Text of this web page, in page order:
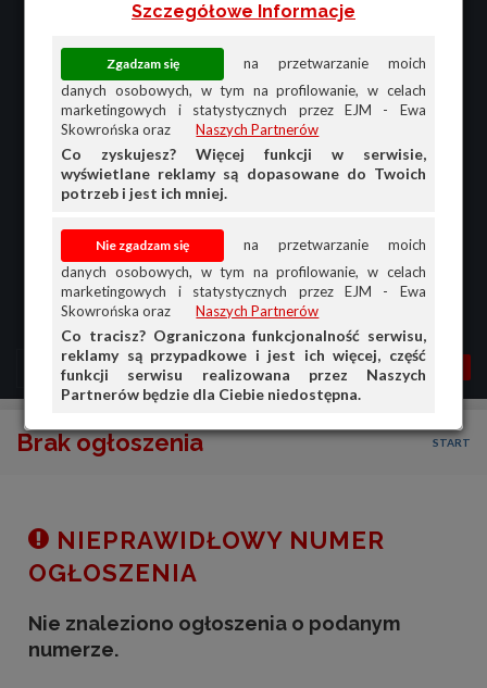
Szczegółowe Informacje
na przetwarzanie moich
danych osobowych, w tym na profilowanie, w celach
marketingowych i statystycznych przez EJM - Ewa
Skowrońska oraz
Naszych Partnerów
Co zyskujesz? Więcej funkcji w serwisie,
wyświetlane reklamy są dopasowane do Twoich
potrzeb i jest ich mniej.
na przetwarzanie moich
danych osobowych, w tym na profilowanie, w celach
marketingowych i statystycznych przez EJM - Ewa
Skowrońska oraz
Naszych Partnerów
Co tracisz? Ograniczona funkcjonalność serwisu,
reklamy są przypadkowe i jest ich więcej, część
funkcji serwisu realizowana przez Naszych
Partnerów będzie dla Ciebie niedostępna.
MENU MOJA AG
Brak ogłoszenia START
NIEPRAWIDŁOWY NUMER
OGŁOSZENIA
Nie znaleziono ogłoszenia o podanym
numerze.